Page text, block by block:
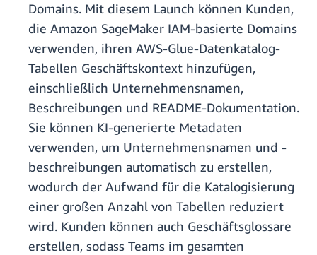
Domains. Mit diesem Launch können Kunden,
die Amazon SageMaker IAM-basierte Domains
verwenden, ihren AWS-Glue-Datenkatalog-
Tabellen Geschäftskontext hinzufügen,
einschließlich Unternehmensnamen,
Beschreibungen und README-Dokumentation.
Sie können KI-generierte Metadaten
verwenden, um Unternehmensnamen und -
beschreibungen automatisch zu erstellen,
wodurch der Aufwand für die Katalogisierung
einer großen Anzahl von Tabellen reduziert
wird. Kunden können auch Geschäftsglossare
erstellen, sodass Teams im gesamten